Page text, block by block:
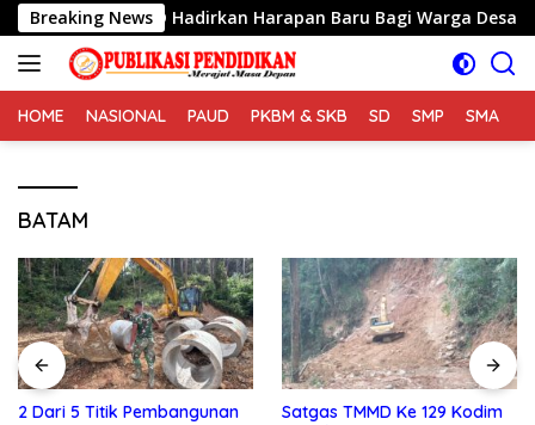
Langsung
ke
konten
Breaking News
TMMD Hadirkan Harapan Baru Bagi Warga Desa
HOME NASIONAL PAUD PKBM & SKB SD SMP SMA
BATAM
2 Dari 5 Titik Pembangunan
Satgas TMMD Ke 129 Kodim